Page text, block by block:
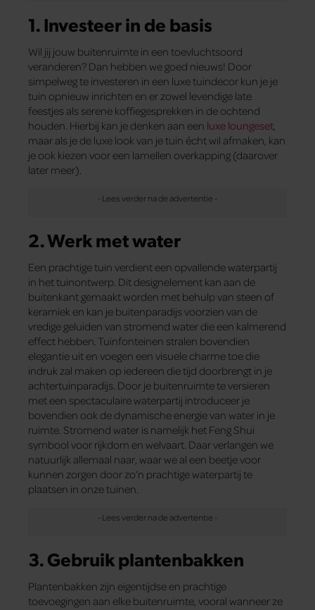
1. Investeer in de basis
Wil jij jouw buitenruimte in een toevluchtsoord
veranderen? Dan hebben we goed nieuws! Door
simpelweg te investeren in een luxe tuindecor kun je je
tuin opnieuw inrichten en er zowel levendige late
feestjes als serene koffiegesprekken in de ochtend
houden. Hierbij kan je denken aan een luxe loungeset
maar als je de luxe look van je tuin écht wil afmaken, kan
je ook kiezen voor een lamellen overkapping (daarover
later meer).
2. Werk met water
Een prachtige tuin verdient een opvallende waterpartij
in het tuinontwerp. Dit designelement kan aan de
buitenkant gemaakt worden met behulp van steen of
keramiek en kan je buitenparadijs voorzien van de
vredige geluiden van stromend water die een kalmerend
effect hebben. Tuinfonteinen stralen bovendien
elegantie uit en voegen een visuele charme toe die
indruk zal maken op iedereen die tijd doorbrengt in je
achtertuinparadijs. Door je buitenruimte te versieren
met een spectaculaire waterpartij introduceer je
bovendien ook de dynamische energie van water in je
ruimte. Stromend water is namelijk het Feng Shui
symbool voor rijkdom en welvaart. Daar verlangen we
natuurlijk allemaal naar, waar we al een beetje voor
kunnen zorgen door zo’n prachtige waterpartij te
plaatsen in onze tuinen.
3. Gebruik plantenbakken
Plantenbakken zijn eigentijdse en prachtige
toevoegingen aan elke buitenruimte, vooral wanneer ze